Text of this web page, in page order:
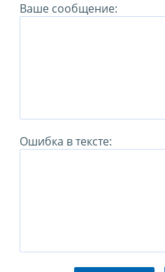
Ваше сообщение:
Ошибка в тексте: